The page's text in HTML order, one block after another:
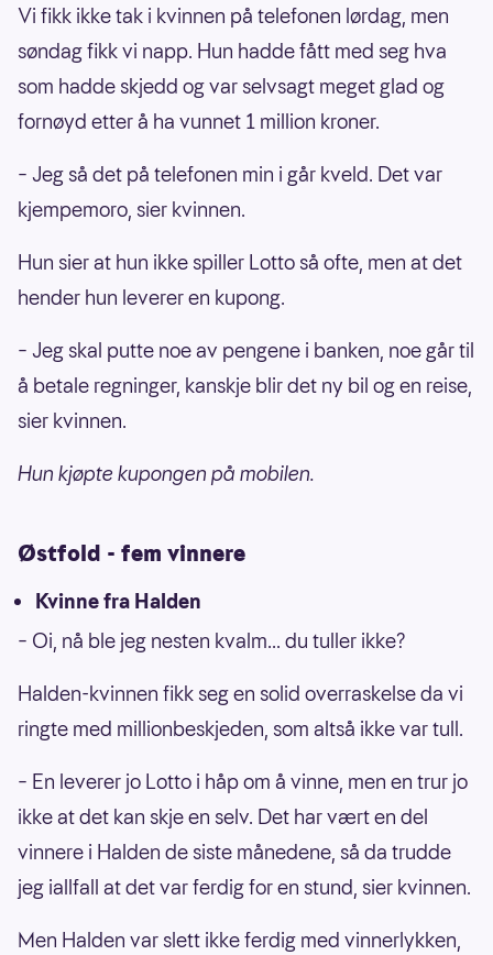
Vi fikk ikke tak i kvinnen på telefonen lørdag, men
søndag fikk vi napp. Hun hadde fått med seg hva
som hadde skjedd og var selvsagt meget glad og
fornøyd etter å ha vunnet 1 million kroner.
– Jeg så det på telefonen min i går kveld. Det var
kjempemoro, sier kvinnen.
Hun sier at hun ikke spiller Lotto så ofte, men at det
hender hun leverer en kupong.
– Jeg skal putte noe av pengene i banken, noe går til
å betale regninger, kanskje blir det ny bil og en reise,
sier kvinnen.
Hun kjøpte kupongen på mobilen.
Østfold - fem vinnere
Kvinne fra Halden
– Oi, nå ble jeg nesten kvalm... du tuller ikke?
Halden-kvinnen fikk seg en solid overraskelse da vi
ringte med millionbeskjeden, som altså ikke var tull.
– En leverer jo Lotto i håp om å vinne, men en trur jo
ikke at det kan skje en selv. Det har vært en del
vinnere i Halden de siste månedene, så da trudde
jeg iallfall at det var ferdig for en stund, sier kvinnen.
Men Halden var slett ikke ferdig med vinnerlykken,